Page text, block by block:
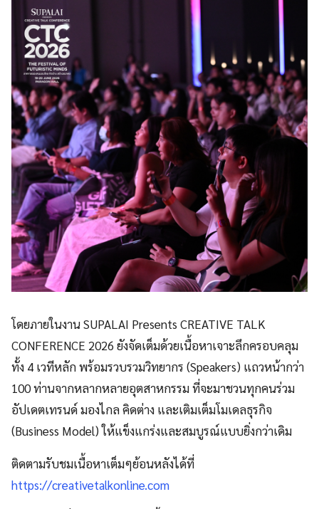
โดยภายในงาน SUPALAI Presents CREATIVE TALK
CONFERENCE 2026 ยังจัดเต็มด้วยเนื้อหาเจาะลึกครอบคลุม
ทั้ง 4 เวทีหลัก พร้อมรวบรวมวิทยากร (Speakers) แถวหน้ากว่า
100 ท่านจากหลากหลายอุตสาหกรรม ที่จะมาชวนทุกคนร่วม
อัปเดตเทรนด์ มองไกล คิดต่าง และเติมเต็มโมเดลธุรกิจ
(Business Model) ให้แข็งแกร่งและสมบูรณ์แบบยิ่งกว่าเดิม
ติดตามรับชมเนื้อหาเต็มๆย้อนหลังได้ที่
https://creativetalkonline.com